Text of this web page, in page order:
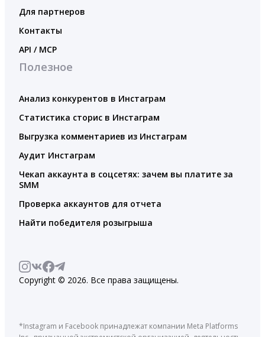
Для партнеров
Контакты
API / MCP
Полезное
Анализ конкурентов в Инстаграм
Статистика сторис в Инстаграм
Выгрузка комментариев из Инстаграм
Аудит Инстаграм
Чекап аккаунта в соцсетях: зачем вы платите за
SMM
Проверка аккаунтов для отчета
Найти победителя розыгрыша
Copyright © 2026. Все права защищены.
*Instagram и Facebook принадлежат компании Meta Platforms